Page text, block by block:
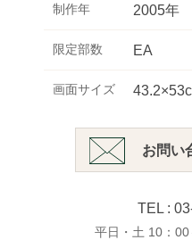
制作年 2005年
限定部数 EA
画面サイズ
お問い
TEL :
平日・土 10：00